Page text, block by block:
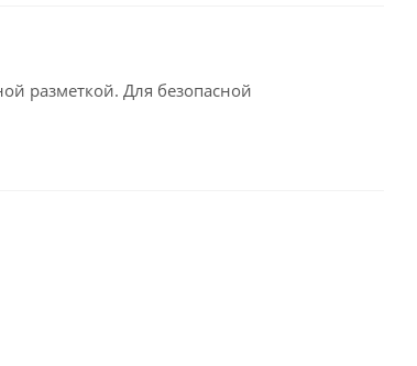
разметкой. Для безопасной